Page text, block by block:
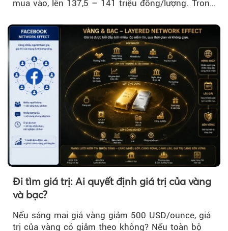
mua vào, lên 137,5 – 141 triệu đồng/lượng. Trong
trì trên ngưỡng 4.000 USD/ounce.
Đi tìm giá trị: Ai quyết định giá trị của vàng
và bạc?
Nếu sáng mai giá vàng giảm 500 USD/ounce, giá
trị của vàng có giảm theo không? Nếu toàn bộ